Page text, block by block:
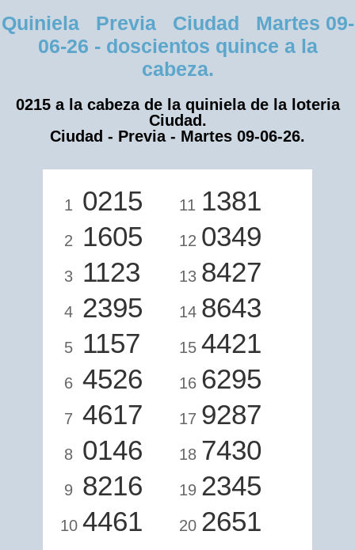
Quiniela Previa Ciudad Martes 09-
06-26 - doscientos quince a la
cabeza.
0215 a la cabeza de la quiniela de la loteria
Ciudad.
Ciudad - Previa - Martes 09-06-26.
1 0215
2 1605
3 1123
4 2395
5 1157
6 4526
7 4617
8 0146
9 8216
10 4461
11 1381
12 0349
13 8427
14 8643
15 4421
16 6295
17 9287
18 7430
19 2345
20 2651